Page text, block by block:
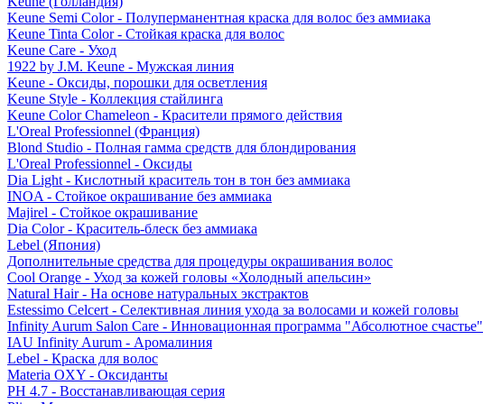
Keune Semi Color - Полуперманентная краска для волос без аммиака
Keune Tinta Color - Стойкая краска для волос
Keune Care - Уход
1922 by J.M. Keune - Мужская линия
Keune - Оксиды, порошки для осветления
Keune Style - Коллекция стайлинга
Keune Color Chameleon - Красители прямого действия
L'Oreal Professionnel (Франция)
Blond Studio - Полная гамма средств для блондирования
L'Oreal Professionnel - Оксиды
Dia Light - Кислотный краситель тон в тон без аммиака
INOA - Стойкое окрашивание без аммиака
Majirel - Стойкое окрашивание
Dia Color - Краситель-блеск без аммиака
Lebel (Япония)
Дополнительные средства для процедуры окрашивания волос
Cool Orange - Уход за кожей головы «Холодный апельсин»
Natural Hair - На основе натуральных экстрактов
Estessimo Celcert - Селективная линия ухода за волосами и кожей головы
Infinity Aurum Salon Care - Инновационная программа "Абсолютное счастье"
IAU Infinity Aurum - Аромалиния
Lebel - Краска для волос
Materia OXY - Оксиданты
PH 4.7 - Восстанавливающая серия